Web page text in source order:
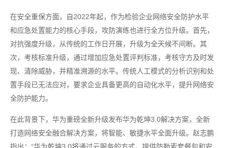
在安全重保方面，自2022年起，作为检验企业网络安全防护水平
和应急处置能力的核心手段，攻防演练也进行全方位升级。首先，
对抗强度升级，从传统的工作日开展，升级为全天候不间断。其
次，考核标准升级，通过增加应急处置评判标准，考核守方及时发
现、清除威胁，并精准溯源的水平。传统人工模式的分析识别和处
置手段已无法应对，要求企业具备更高的自动化水平，提升网络安
全防护能力。
在此背景下，华为重磅全新升级发布华为乾坤3.0解决方案，全新
打造网络安全融合解决方案，将智能、敏捷水平全面升级。赵志鹏
指出：“华为乾坤3.0将通过云服务的方式，提供防勒索套餐包和安